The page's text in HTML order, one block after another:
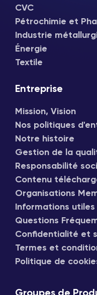
CVC
Pétrochimie et
Industrie
Énergie
Textile
Entreprise
Mission, Vision
Nos politiques
Notre histoire
Gestion de la
Responsabilité
Contenu
Organisations
Informations utiles
Questions
Confidentialité et
Termes et
Politique de